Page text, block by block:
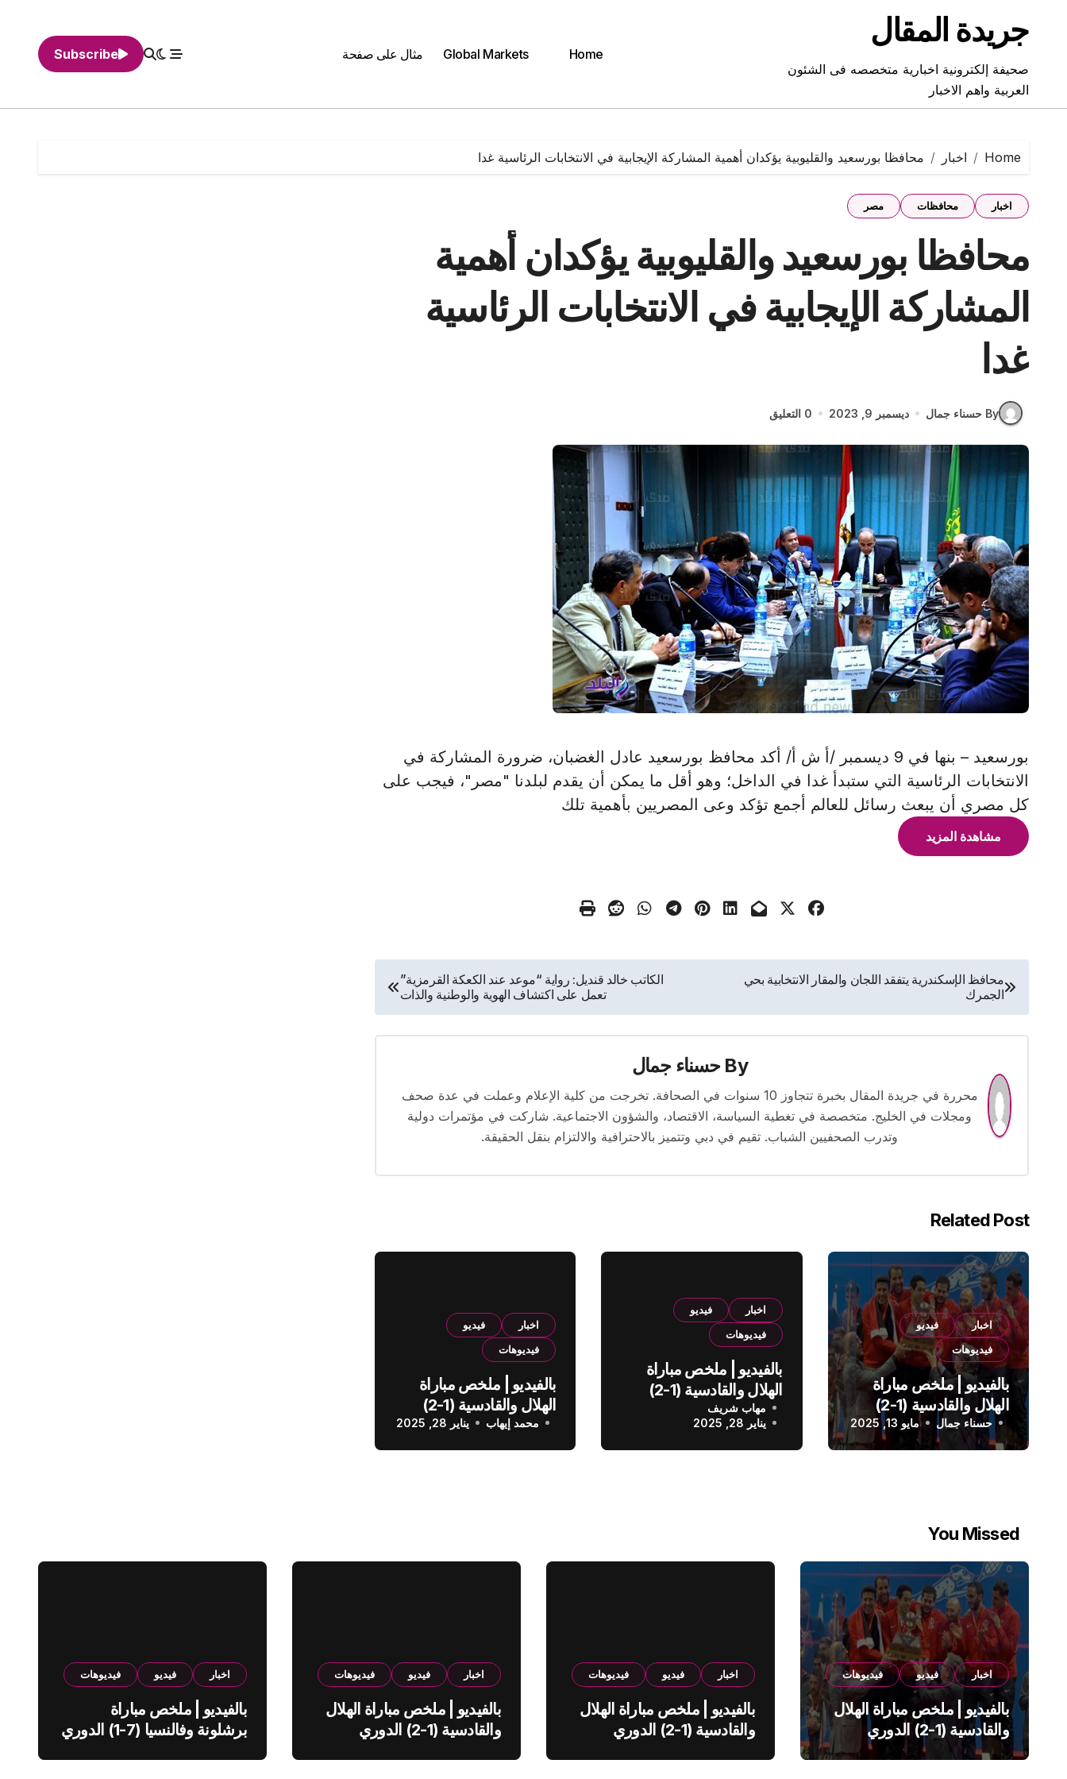
contentجريدة المقال
صحيفة إلكترونية اخبارية متخصصه فى الشئون
العربية واهم الاخبار
Home
Global Markets مثال على صفحة Subscribe
Home اخبار محافظا بورسعيد والقليوبية يؤكدان أهمية المشاركة الإيجابية في الانتخابات الرئاسية غدا
اخبار محافظات مصر
محافظا بورسعيد والقليوبية يؤكدان أهمية
المشاركة الإيجابية في الانتخابات الرئاسية
غدا
By حسناء جمال ديسمبر 9, 2023 0 التعليق
بورسعيد – بنها في 9 ديسمبر /أ ش أ/ أكد محافظ بورسعيد عادل الغضبان، ضرورة المشاركة في
الانتخابات الرئاسية التي ستبدأ غدا في الداخل؛ وهو أقل ما يمكن أن يقدم لبلدنا "مصر"، فيجب على
كل مصري أن يبعث رسائل للعالم أجمع تؤكد وعى المصريين بأهمية تلك
مشاهدة المزيد
تصفّح
المقالات
محافظ الإسكندرية يتفقد اللجان والمقار الانتخابية بحي
الجمرك
الكاتب خالد قنديل: رواية “موعد عند الكعكة القرمزية”
تعمل على اكتشاف الهوية والوطنية والذات
By حسناء جمال
محررة في جريدة المقال بخبرة تتجاوز 10 سنوات في الصحافة. تخرجت من كلية الإعلام وعملت في عدة صحف
ومجلات في الخليج. متخصصة في تغطية السياسة، الاقتصاد، والشؤون الاجتماعية. شاركت في مؤتمرات دولية
وتدرب الصحفيين الشباب. تقيم في دبي وتتميز بالاحترافية والالتزام بنقل الحقيقة.
Related Post
اخبار
فيديو
فيديوهات
بالفيديو | ملخص مباراة
الهلال والقادسية (1-2)
الدوري السعودي
حسناء جمال مايو 13, 2025
اخبار
فيديو
فيديوهات
بالفيديو | ملخص مباراة
الهلال والقادسية (1-2)
الدوري السعودي
مهاب شريف
يناير 28, 2025
اخبار
فيديو
فيديوهات
بالفيديو | ملخص مباراة
الهلال والقادسية (1-2)
الدوري السعودي
محمد إيهاب يناير 28, 2025
You Missed
اخبار فيديو فيديوهات
بالفيديو | ملخص مباراة الهلال
والقادسية (1-2) الدوري
السعودي
اخبار فيديو فيديوهات
بالفيديو | ملخص مباراة الهلال
والقادسية (1-2) الدوري
اخبار فيديو فيديوهات
بالفيديو | ملخص مباراة الهلال
والقادسية (1-2) الدوري
اخبار فيديو فيديوهات
بالفيديو | ملخص مباراة
برشلونة وفالنسيا (7-1) الدوري